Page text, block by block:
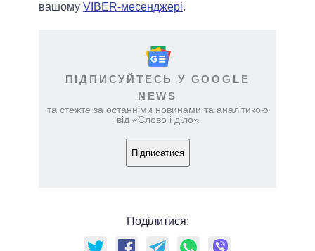
вашому VIBER-месенджері.
ПІДПИСУЙТЕСЬ У GOOGLE
NEWS
та стежте за останніми новинами та аналітикою
від «Слово і діло»
Підписатися
Поділитися: